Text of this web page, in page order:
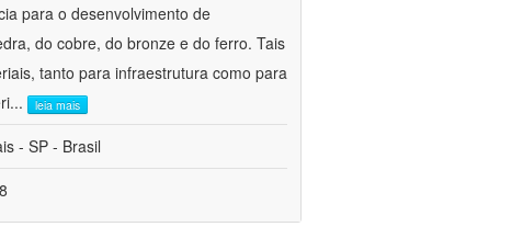
para o desenvolvimento de
do cobre, do bronze e do ferro. Tais
tanto para infraestrutura como para
... leia mais
- SP - Brasil